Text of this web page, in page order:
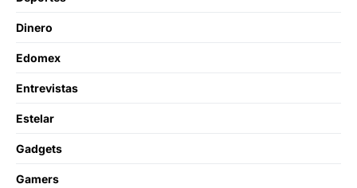
Dinero
Edomex
Entrevistas
Estelar
Gadgets
Gamers